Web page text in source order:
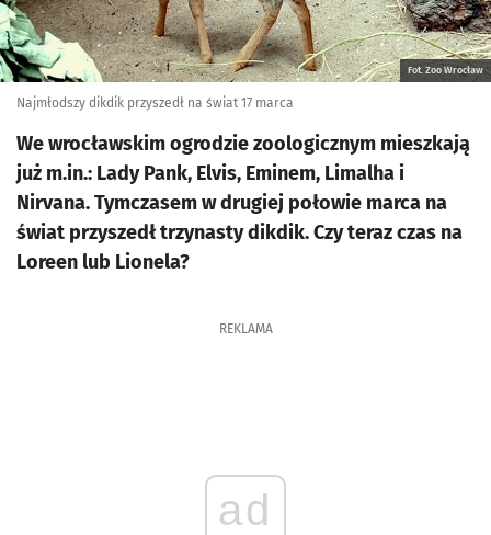
Fot. Zoo Wrocław
Najmłodszy dikdik przyszedł na świat 17 marca
We wrocławskim ogrodzie zoologicznym mieszkają
już m.in.: Lady Pank, Elvis, Eminem, Limalha i
Nirvana. Tymczasem w drugiej połowie marca na
świat przyszedł trzynasty dikdik. Czy teraz czas na
Loreen lub Lionela?
REKLAMA
ad